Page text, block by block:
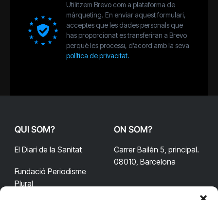
Utilitzem Brevo com a plataforma de
màrqueting. En enviar aquest formulari,
acceptes que les dades personals que
has proporcionat es transferiran a Brevo
perquè les processi, d’acord amb la seva
política de privacitat.
QUI SOM?
El Diari de la Sanitat
Fundació Periodisme
Plural
ON SOM?
Carrer Bailén 5, principal.
08010, Barcelona